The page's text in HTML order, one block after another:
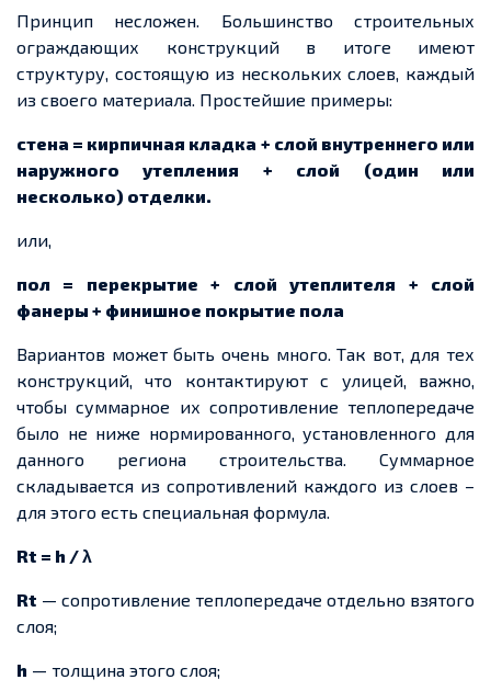
Принцип несложен. Большинство строительных
ограждающих конструкций в итоге имеют
структуру, состоящую из нескольких слоев, каждый
из своего материала. Простейшие примеры:
стена = кирпичная кладка + слой внутреннего или
наружного утепления + слой (один или
несколько) отделки.
или,
пол = перекрытие + слой утеплителя + слой
фанеры + финишное покрытие пола
Вариантов может быть очень много. Так вот, для тех
конструкций, что контактируют с улицей, важно,
чтобы суммарное их сопротивление теплопередаче
было не ниже нормированного, установленного для
данного региона строительства. Суммарное
складывается из сопротивлений каждого из слоев –
для этого есть специальная формула.
Rt = h / λ
Rt — сопротивление теплопередаче отдельно взятого
слоя;
h — толщина этого слоя;